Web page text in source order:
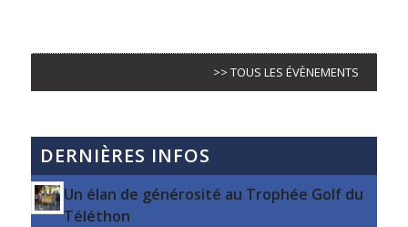
>> TOUS LES ÉVÈNEMENTS
DERNIÈRES INFOS
Un élan de générosité au Trophée Golf du
Téléthon